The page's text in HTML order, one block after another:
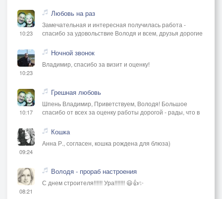
10:23
Любовь на раз
Замечательная и интересная получилась работа -
спасибо за удовольствие Володя и всем, друзья дорогие
10:23
Ночной звонок
Владимир, спасибо за визит и оценку!
10:17
Грешная любовь
Шпень Владимир, Приветствуем, Володя! Большое
спасибо от всех за оценку работы дорогой - рады, что в
09:24
Кошка
Анна Р., согласен, кошка рождена для блюза)
08:21
Володя - прораб настроения
С днем строителя!!!!!! Ура!!!!!!! 😃👍✨